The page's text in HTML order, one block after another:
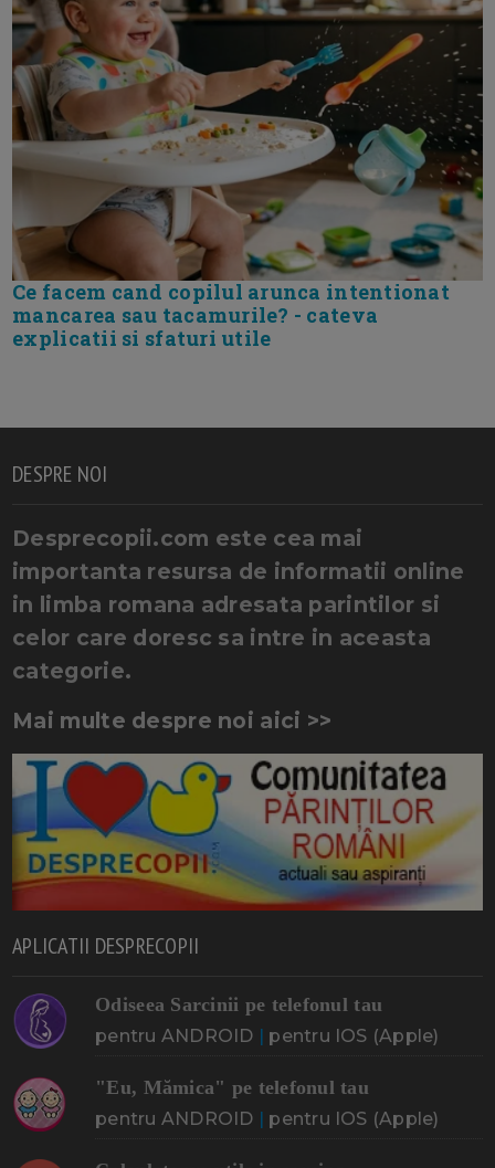
Ce facem cand copilul arunca intentionat
mancarea sau tacamurile? - cateva
explicatii si sfaturi utile
DESPRE NOI
Desprecopii.com este cea mai
importanta resursa de informatii online
in limba romana adresata parintilor si
celor care doresc sa intre in aceasta
categorie.
Mai multe despre noi aici >>
APLICATII DESPRECOPII
Odiseea Sarcinii pe telefonul tau
pentru ANDROID | pentru IOS (Apple)
"Eu, Mămica" pe telefonul tau
pentru ANDROID | pentru IOS (Apple)